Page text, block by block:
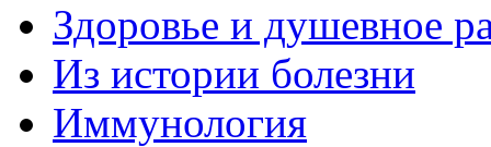
Здоровье и душевное
Из истории болезни
Иммунология